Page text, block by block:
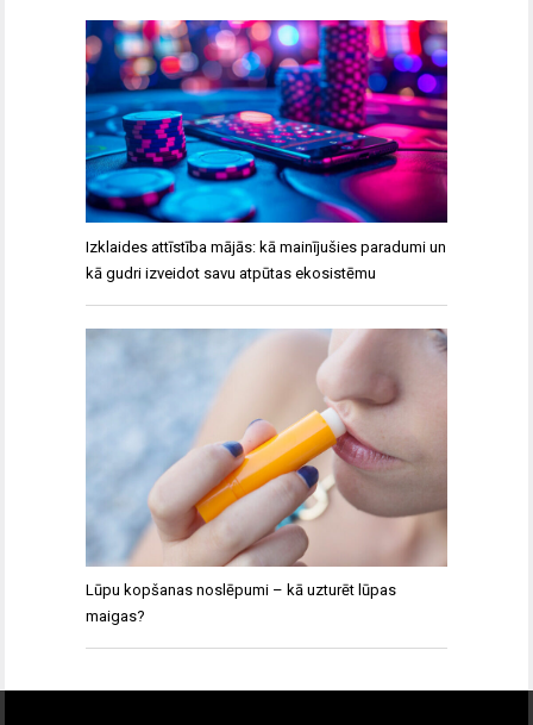
Izklaides attīstība mājās: kā mainījušies paradumi un
kā gudri izveidot savu atpūtas ekosistēmu
Lūpu kopšanas noslēpumi – kā uzturēt lūpas
maigas?